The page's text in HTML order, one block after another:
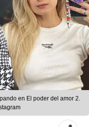
en El poder del amor 2.